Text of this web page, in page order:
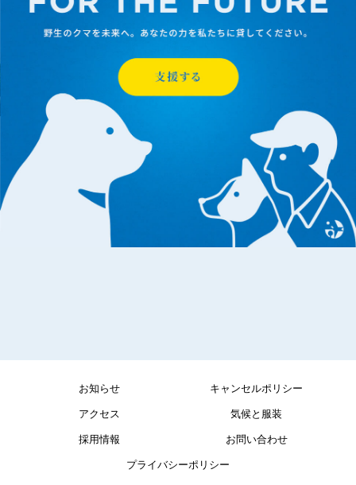
お知らせ キャンセルポリシー
アクセス 気候と服装
採用情報 お問い合わせ
プライバシーポリシー